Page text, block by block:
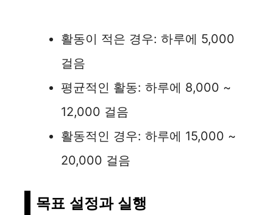
활동이 적은 경우: 하루에 5,000
걸음
평균적인 활동: 하루에 8,000 ~
12,000 걸음
활동적인 경우: 하루에 15,000 ~
20,000 걸음
목표 설정과 실행